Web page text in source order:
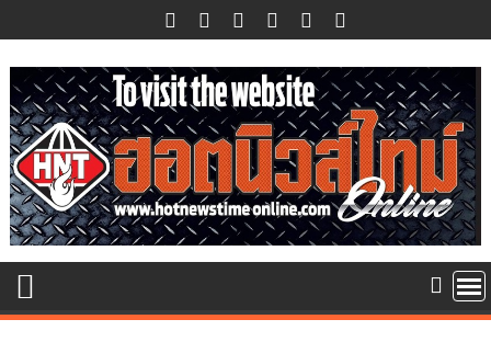
to
content